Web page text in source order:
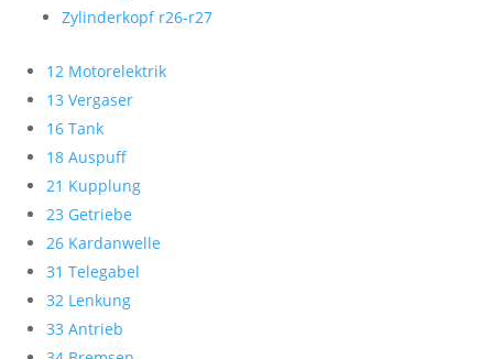
Zylinderkopf r26-r27
12 Motorelektrik
13 Vergaser
16 Tank
18 Auspuff
21 Kupplung
23 Getriebe
26 Kardanwelle
31 Telegabel
32 Lenkung
33 Antrieb